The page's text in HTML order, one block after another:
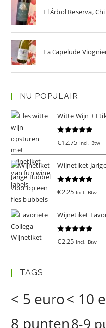
El Árbol Reserva,
La Capelude
NU POPULAIR
Witte Wijn +
€12.75 Incl. Btw
Wijnetiket
€2.25 Incl. Btw
Wijnetiket
€2.25 Incl. Btw
TAGS
< 5 euro< 10
8 punten8-9